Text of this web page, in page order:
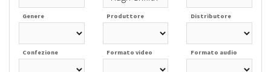
Genere Produttore Distributore
Confezione Formato video Formato audio